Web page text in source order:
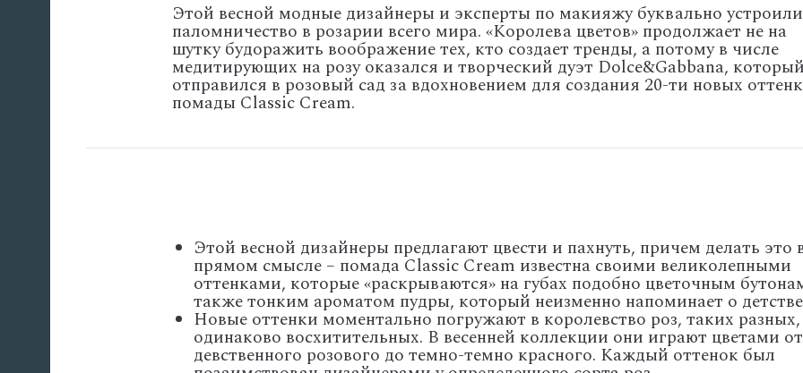
Этой весной модные дизайнеры и эксперты по макияжу буквально устроили
паломничество в розарии всего мира. «Королева цветов» продолжает не на
шутку будоражить воображение тех, кто создает тренды, а потому в числе
медитирующих на розу оказался и творческий дуэт Dolce&Gabbana,
отправился в розовый сад за вдохновением для создания 20-ти новых
помады Classic Cream.
Этой весной дизайнеры предлагают цвести и пахнуть, причем делать это
прямом смысле – помада Classic Cream известна своими великолепными
оттенками, которые «раскрываются» на губах подобно цветочным
также тонким ароматом пудры, который неизменно напоминает о
Новые оттенки моментально погружают в королевство роз, таких
одинаково восхитительных. В весенней коллекции они играют цветами от
девственного розового до темно-темно красного. Каждый оттенок был